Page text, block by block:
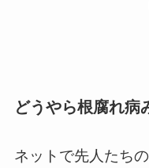
どうやら根腐れ病
ネットで先人たち